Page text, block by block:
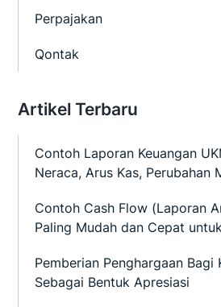
Perpajakan
Qontak
Artikel Terbaru
Contoh Laporan Keuangan
Neraca, Arus Kas, Perubahan
Contoh Cash Flow (Laporan
Paling Mudah dan Cepat
Pemberian Penghargaan Bagi
Sebagai Bentuk Apresiasi